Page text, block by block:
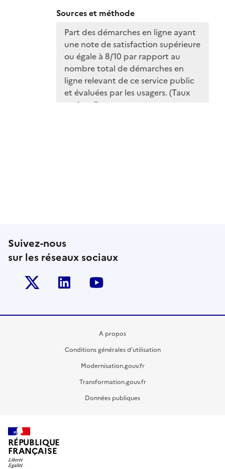
Sources et méthode
Suivez-nous
sur les réseaux sociaux
Twitter-x Linkedin
A propos
Conditions générales d’utilisation
Modernisation.gouv.fr
Transformation.gouv.fr
Données publiques
RÉPUBLIQUE
FRANÇAISE